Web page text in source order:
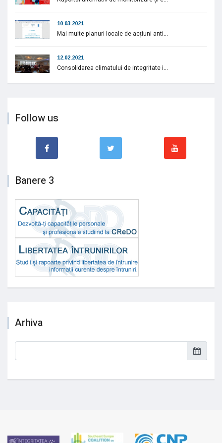
10.03.2021
Mai multe planuri locale de acțiuni anti...
12.02.2021
Consolidarea climatului de integritate i...
Follow us
Banere 3
Arhiva